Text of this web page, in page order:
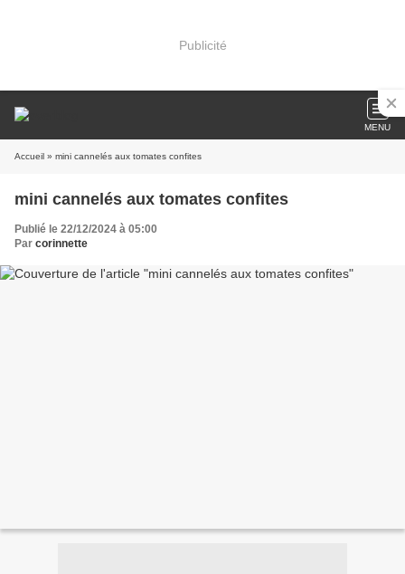
Publicité
MENU
Accueil » mini cannelés aux tomates confites
mini cannelés aux tomates confites
Publié le 22/12/2024 à 05:00
Par corinnette